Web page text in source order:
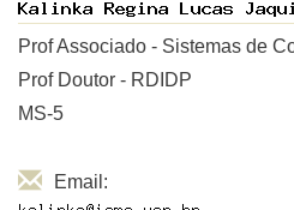
Prof Associado - Sistemas de
Prof Doutor - RDIDP
MS-5
Email: